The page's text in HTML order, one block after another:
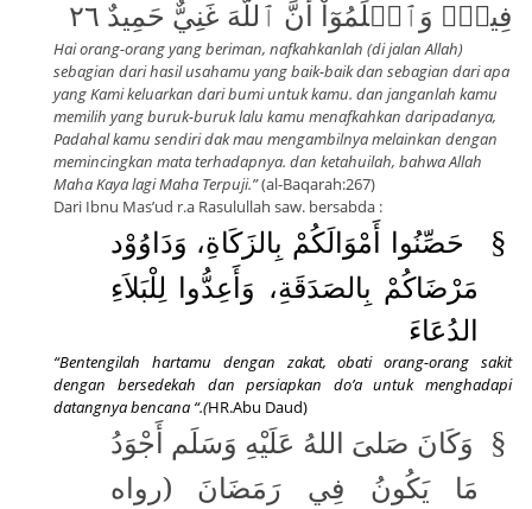
فِيهِۚ وَٱعۡلَمُوٓاْ أَنَّ ٱللَّهَ غَنِيٌّ حَمِيدٌ ٢٦
Hai orang-orang yang beriman, nafkahkanlah (di jalan Allah)
sebagian dari hasil usahamu yang baik-baik dan sebagian dari apa
yang Kami keluarkan dari bumi untuk kamu. dan janganlah kamu
memilih yang buruk-buruk lalu kamu menafkahkan daripadanya,
Padahal kamu sendiri dak mau mengambilnya melainkan dengan
memincingkan mata terhadapnya. dan ketahuilah,bahwa Allah
Maha Kaya lagi Maha Terpuji.”(al-Baqarah:267)
Dari Ibnu Mas’ud r.a Rasulullah saw. bersabda :
§
حَصِّنُوا أَمْوَالَكُمْ بِالزَكَاةِ، وَدَاوُوْد
مَرْضَاكُمْ بِالصَدَقَةِ، وَأَعِدُّوا لِلْبَلاَءِ
الدُعَاءَ
“Bentengilah hartamu dengan zakat, obati orang-orang sakit
dengan bersedekah dan persiapkan do’a untuk menghadapi
datangnya bencana “.(HR.Abu Daud)
§ وَكَانَ صَلىَ اللهُ عَلَيْهِ وَسَلَم أَجْوَدُ
مَا يَكُونُ فِي رَمَضَانَ (رواه